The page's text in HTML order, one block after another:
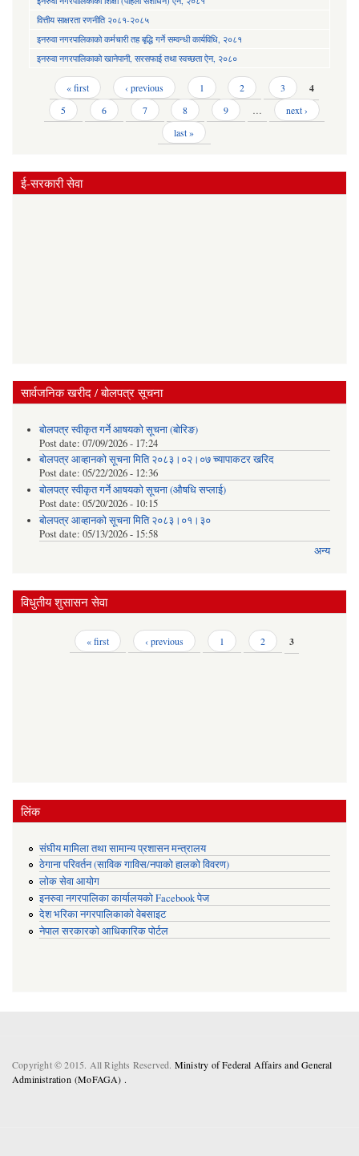
वित्तीय साक्षरता रणनीति २०८१-२०८५
इनरुवा नगरपालिकाको कर्मचारी तह बृद्धि गर्ने सम्वन्धी कार्यविधि, २०८१
इनरुवा नगरपालिकाको खानेपानी, सरसफाई तथा स्वच्छता ऐन, २०८०
Pages « first ‹ previous 1 2 3 4
5 6 7 8 9 …
next ›
last »
ई-सरकारी सेवा
सार्वजनिक खरीद / बोलपत्र सूचना
बोलपत्र स्वीकृत गर्ने आषयको सूचना (बोरिङ)
Post date: 07/09/2026 - 17:24
बोलपत्र आव्हानको सूचना मिति २०८३।०२।०७ च्यापाकटर खरिद
Post date: 05/22/2026 - 12:36
बोलपत्र स्वीकृत गर्ने आषयको सूचना (औषधि सप्लाई)
Post date: 05/20/2026 - 10:15
बोलपत्र आव्हानको सूचना मिति २०८३।०१।३०
Post date: 05/13/2026 - 15:58
अन्य
विधुतीय शुसासन सेवा
« first ‹ previous 1 2 3
लिंक
संघीय मामिला तथा सामान्य प्रशासन मन्त्रालय
ठेगाना परिवर्तन (साविक गाविस/नपाको हालको विवरण)
लोक सेवा आयोग
इनरुवा नगरपालिका कार्यालयको Facebook पेज
देश भरिका नगरपालिकाको वेबसाइट
नेपाल सरकारको आधिकारिक पोर्टल
Copyright © 2015. All Rights Reserved. Ministry of Federal Affairs and General
Administration (MoFAGA) .